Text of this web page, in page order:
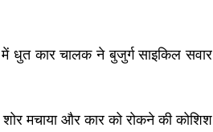
मचाया और कार को रोकने की कोशिश